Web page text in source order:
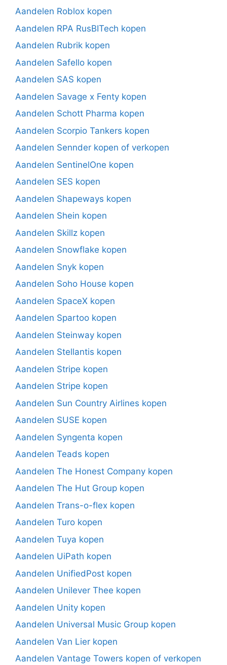
Aandelen Roblox kopen
Aandelen RPA RusBITech kopen
Aandelen Rubrik kopen
Aandelen Safello kopen
Aandelen SAS kopen
Aandelen Savage x Fenty kopen
Aandelen Schott Pharma kopen
Aandelen Scorpio Tankers kopen
Aandelen Sennder kopen of verkopen
Aandelen SentinelOne kopen
Aandelen SES kopen
Aandelen Shapeways kopen
Aandelen Shein kopen
Aandelen Skillz kopen
Aandelen Snowflake kopen
Aandelen Snyk kopen
Aandelen Soho House kopen
Aandelen SpaceX kopen
Aandelen Spartoo kopen
Aandelen Steinway kopen
Aandelen Stellantis kopen
Aandelen Stripe kopen
Aandelen Stripe kopen
Aandelen Sun Country Airlines kopen
Aandelen SUSE kopen
Aandelen Syngenta kopen
Aandelen Teads kopen
Aandelen The Honest Company kopen
Aandelen The Hut Group kopen
Aandelen Trans-o-flex kopen
Aandelen Turo kopen
Aandelen Tuya kopen
Aandelen UiPath kopen
Aandelen UnifiedPost kopen
Aandelen Unilever Thee kopen
Aandelen Unity kopen
Aandelen Universal Music Group kopen
Aandelen Van Lier kopen
Aandelen Vantage Towers kopen of verkopen